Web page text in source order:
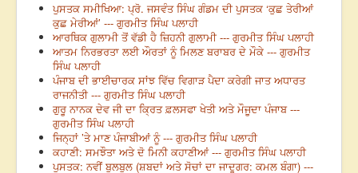
ਪੁਸਤਕ ਸਮੀਖਿਆ: ਪ੍ਰੋ. ਜਸਵੰਤ ਸਿੰਘ ਗੰਡਮ ਦੀ ਪੁਸਤਕ ‘ਕੁਛ ਤੇਰੀਆਂ
ਕੁਛ ਮੇਰੀਆਂ’ --- ਗੁਰਮੀਤ ਸਿੰਘ ਪਲਾਹੀ
ਆਰਥਿਕ ਗੁਲਾਮੀ ਤੋਂ ਵੱਡੀ ਹੈ ਜ਼ਿਹਨੀ ਗੁਲਾਮੀ --- ਗੁਰਮੀਤ ਸਿੰਘ ਪਲਾਹੀ
ਆਤਮ ਨਿਰਭਰਤਾ ਲਈ ਔਰਤਾਂ ਨੂੰ ਮਿਲਣ ਬਰਾਬਰ ਦੇ ਮੌਕੇ --- ਗੁਰਮੀਤ
ਸਿੰਘ ਪਲਾਹੀ
ਪੰਜਾਬ ਦੀ ਭਾਈਚਾਰਕ ਸਾਂਝ ਵਿੱਚ ਵਿਗਾੜ ਪੈਦਾ ਕਰੇਗੀ ਜਾਤ ਅਧਾਰਤ
ਰਾਜਨੀਤੀ --- ਗੁਰਮੀਤ ਸਿੰਘ ਪਲਾਹੀ
ਗੁਰੂ ਨਾਨਕ ਦੇਵ ਜੀ ਦਾ ਕ੍ਰਿਤ ਫ਼ਲਸਫਾ ਖੇਤੀ ਅਤੇ ਮੌਜੂਦਾ ਪੰਜਾਬ ---
ਗੁਰਮੀਤ ਸਿੰਘ ਪਲਾਹੀ
ਜਿਨ੍ਹਾਂ ’ਤੇ ਮਾਣ ਪੰਜਾਬੀਆਂ ਨੂੰ --- ਗੁਰਮੀਤ ਸਿੰਘ ਪਲਾਹੀ
ਕਹਾਣੀ: ਸਮਝੌਤਾ ਅਤੇ ਦੋ ਮਿਨੀ ਕਹਾਣੀਆਂ --- ਗੁਰਮੀਤ ਸਿੰਘ ਪਲਾਹੀ
ਪੁਸਤਕ: ਨਵੀਂ ਬੁਲਬੁਲ (ਸ਼ਬਦਾਂ ਅਤੇ ਸੋਚਾਂ ਦਾ ਜਾਦੂਗਰ: ਕਮਲ ਬੰਗਾ) ---